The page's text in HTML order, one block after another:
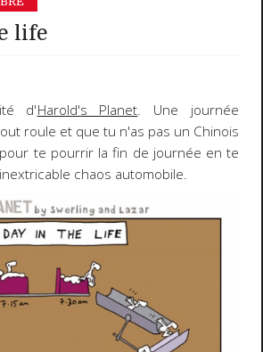
life
d'Harold's Planet. Une journée
roule et que tu n'as pas un Chinois
te pourrir la fin de journée en te
chaos automobile.